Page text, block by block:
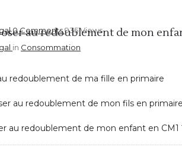
0Comments935 Views
au redoublement de mon
in Consommation
redoublement de ma fille en primaire
au redoublement de mon fils en
au redoublement de mon enfant en CM1